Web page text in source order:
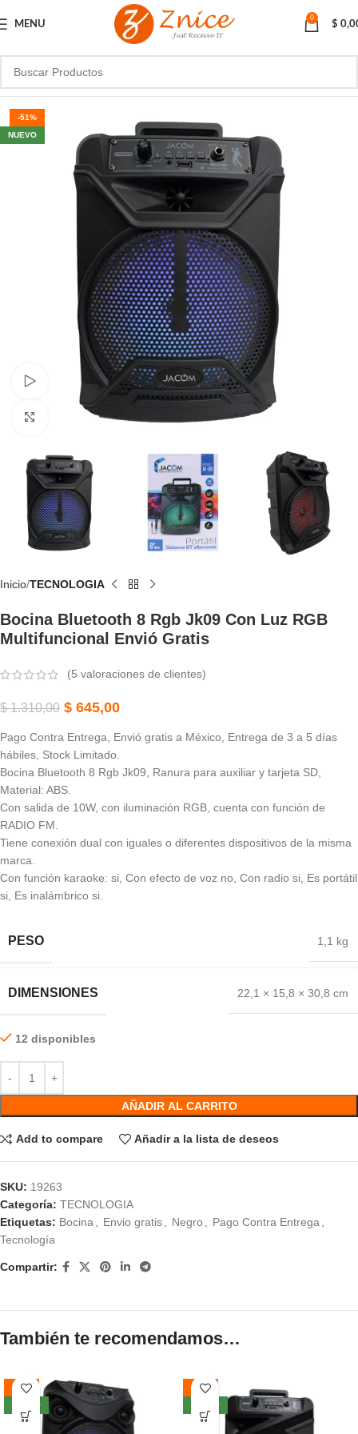
MENU
0
$
-51%
NUEVO
Watch video
Click to enlarge
Inicio TECNOLOGIA
Bocina Bluetooth 8 Rgb Jk09 Con Luz RGB
Multifuncional Envió Gratis
(5 valoraciones de clientes)
$1.310,00 $ 645,00
Pago Contra Entrega, Envió gratis a México, Entrega de 3 a 5 días
hábiles, Stock Limitado.
Bocina Bluetooth 8 Rgb Jk09, Ranura para auxiliar y tarjeta SD,
Material: ABS.
Con salida de 10W, con iluminación RGB, cuenta con función de
RADIO FM.
Tiene conexión dual con iguales o diferentes dispositivos de la misma
marca.
Con función karaoke: si, Con efecto de voz no, Con radio si, Es portátil
si, Es inalámbrico si.
PESO 1,1 kg
DIMENSIONES 22,1 × 15,8 × 30,8 cm
12 disponibles
AÑADIR AL CARRITO
Add to compare Añadir a la lista de deseos
SKU: 19263
Categoría: TECNOLOGIA
Etiquetas: Bocina Envio gratis Negro Pago Contra Entrega
Tecnología
Compartir:
También te recomendamos…
-56%
NUEVO
-49%
NUEVO